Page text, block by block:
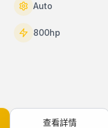
Auto
800hp
查看詳情